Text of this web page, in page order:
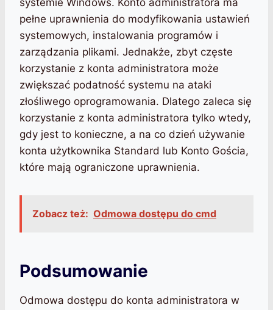
systemie Windows. Konto administratora ma
pełne uprawnienia do modyfikowania ustawień
systemowych, instalowania programów i
zarządzania plikami. Jednakże, zbyt częste
korzystanie z konta administratora może
zwiększać podatność systemu na ataki
złośliwego oprogramowania. Dlatego zaleca się
korzystanie z konta administratora tylko wtedy,
gdy jest to konieczne, a na co dzień używanie
konta użytkownika Standard lub Konto Gościa,
które mają ograniczone uprawnienia.
Zobacz też: Odmowa dostępu do cmd
Podsumowanie
Odmowa dostępu do konta administratora w